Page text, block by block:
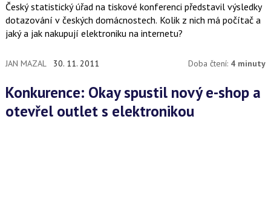
Český statistický úřad na tiskové konferenci představil výsledky
dotazování v českých domácnostech. Kolik z nich má počítač a
jaký a jak nakupují elektroniku na internetu?
JAN MAZAL 30. 11. 2011 Doba čtení: 4 minuty
Konkurence: Okay spustil nový e-shop a
otevřel outlet s elektronikou